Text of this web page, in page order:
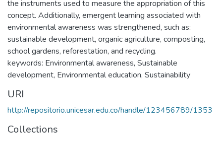
the instruments used to measure the appropriation of this
concept. Additionally, emergent learning associated with
environmental awareness was strengthened, such as:
sustainable development, organic agriculture, composting,
school gardens, reforestation, and recycling.
keywords: Environmental awareness, Sustainable
development, Environmental education, Sustainability
URI
http://repositorio.unicesar.edu.co/handle/123456789/1353
Collections